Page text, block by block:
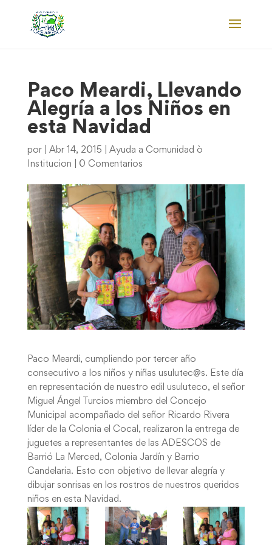
Paco Meardi, Llevando
Alegría a los Niños en
esta Navidad
por Abr 14, 2015
Ayuda a Comunidad ò
Institucion
0 Comentarios
Paco Meardi, cumpliendo por tercer año
consecutivo a los niños y niñas usulutec@s. Este día
en representación de nuestro edil usuluteco, el señor
Miguel Ángel Turcios miembro del Concejo
Municipal acompañado del señor Ricardo Rivera
líder de la Colonia el Cocal, realizaron la entrega de
juguetes a representantes de las ADESCOS de
Barrió La Merced, Colonia Jardín y Barrio
Candelaria. Esto con objetivo de llevar alegría y
dibujar sonrisas en los rostros de nuestros queridos
niños en esta Navidad.